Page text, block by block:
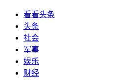
看看头条
头条
社会
军事
娱乐
财经